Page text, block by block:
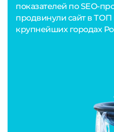
показателей по SEO-
продвинули сайт в
крупнейших городах